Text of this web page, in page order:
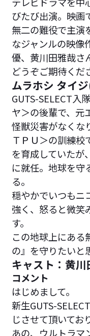
びたび出演。映画
無二の難役で主演
なジャンルの映像
優、黄川田雅哉さ
どうぞご期待くだ
ムラホシ タイ
GUTS-SELECT入
ヤ＞の後輩で、元
怪獣災害がなくな
ＴＰＵ＞の訓練校
を育成していたが
に就任。地球を守
る。
穏やかでいつもニ
強く、怒ると微笑
す。
この地球上にある
の』を守りたいと
キャスト：黄
コメント
はじめまして。
新生GUTS-
じさせて頂いてお
あの、ウルトラマ